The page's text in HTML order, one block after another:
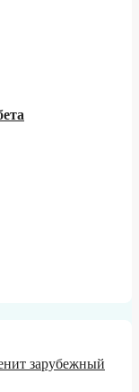
зарубежный